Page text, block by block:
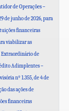
de Operações –
de junho de 2026, para
financeiras
viabilizar as
Extraordinário de
Adimplentes –
nº 1.355, de 4 de
das ações de
financeiras